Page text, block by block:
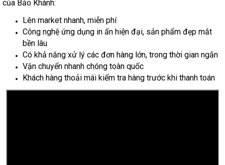
của Bảo Khánh:
Lên market nhanh, miễn phí
Công nghệ ứng dụng in ấn hiện đại, sản phẩm đẹp mắt
bền lâu
Có khả năng xử lý các đơn hàng lớn, trong thời gian ngắn
Vận chuyển nhanh chóng toàn quốc
Khách hàng thoải mái kiểm tra hàng trước khi thanh toán